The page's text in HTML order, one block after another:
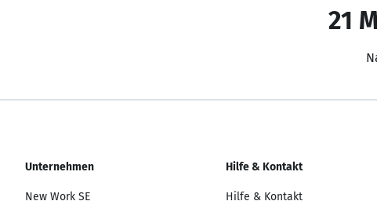
21
Unternehmen
New Work SE
Hilfe & Kontakt
Hilfe & Kontakt